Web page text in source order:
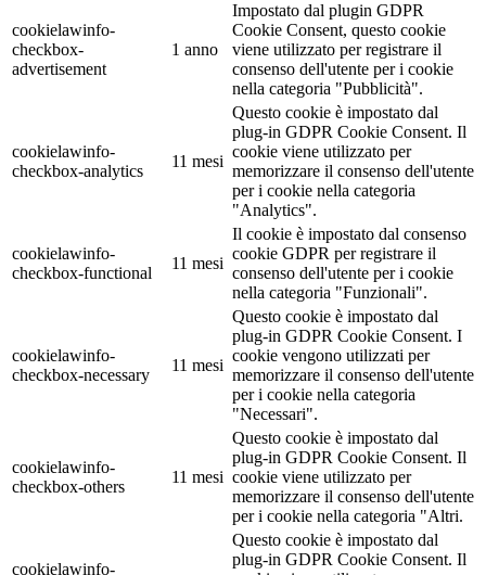
cookielawinfo-
checkbox-
advertisement
1 anno
Impostato dal plugin GDPR
Cookie Consent, questo cookie
viene utilizzato per registrare il
consenso dell'utente per i cookie
nella categoria "Pubblicità".
cookielawinfo-
checkbox-analytics
11 mesi
Questo cookie è impostato dal
plug-in GDPR Cookie Consent. Il
cookie viene utilizzato per
memorizzare il consenso dell'utente
per i cookie nella categoria
"Analytics".
cookielawinfo-
checkbox-functional
11 mesi
Il cookie è impostato dal consenso
cookie GDPR per registrare il
consenso dell'utente per i cookie
nella categoria "Funzionali".
cookielawinfo-
checkbox-necessary
11 mesi
Questo cookie è impostato dal
plug-in GDPR Cookie Consent. I
cookie vengono utilizzati per
memorizzare il consenso dell'utente
per i cookie nella categoria
"Necessari".
cookielawinfo-
checkbox-others
11 mesi
Questo cookie è impostato dal
plug-in GDPR Cookie Consent. Il
cookie viene utilizzato per
memorizzare il consenso dell'utente
per i cookie nella categoria "Altri.
cookielawinfo-
Questo cookie è impostato dal
plug-in GDPR Cookie Consent. Il